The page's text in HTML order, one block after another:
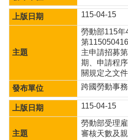
115-04-15
勞動部115年
第
主申請招募
期、申請程
關規定之文
跨國勞動事
115-04-15
勞動部受理
審核天數及